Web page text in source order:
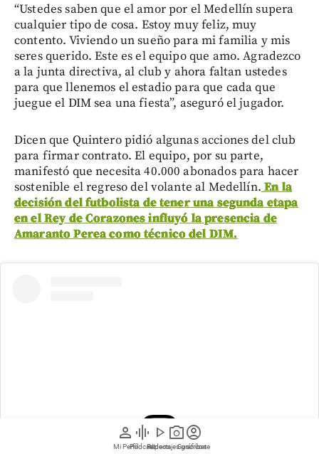
person
Mi Perfil
graphic_eq
Pódcast
play_arrow
Videos
photo_camera
Reportajes gráficos
account_circle
Suscríbete
“Ustedes saben que el amor por el Medellín supera
cualquier tipo de cosa. Estoy muy feliz, muy
contento. Viviendo un sueño para mi familia y mis
seres querido. Este es el equipo que amo. Agradezco
a la junta directiva, al club y ahora faltan ustedes
para que llenemos el estadio para que cada que
juegue el DIM sea una fiesta”, aseguró el jugador.
Dicen que Quintero pidió algunas acciones del club
para firmar contrato. El equipo, por su parte,
manifestó que necesita 40.000 abonados para hacer
sostenible el regreso del volante al Medellín. En la
decisión del futbolista de tener una segunda etapa
en el Rey de Corazones influyó la presencia de
Amaranto Perea como técnico del DIM.